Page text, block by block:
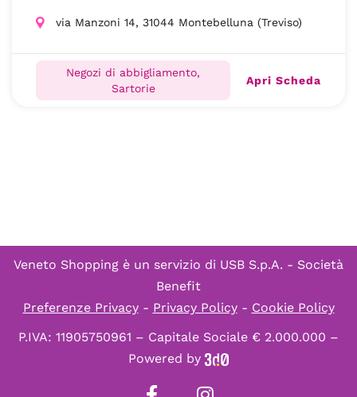
via Manzoni 14, 31044 Montebelluna (Treviso)
Negozi di abbigliamento,
Sartorie
Apri Scheda
Veneto Shopping è un servizio di USB S.p.A. - Società
Benefit
Preferenze Privacy- Privacy Policy- Cookie Policy
P.IVA: 11905750961 – Capitale Sociale € 2.000.000 –
Powered by